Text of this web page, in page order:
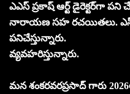
ఎఎస్ ప్రకాష్ ఆర్ట్ డైరెక్టర్‌గా పని
నారాయణ సహ రచయితలు. ఎస్.
పనిచేస్తున్నారు.
వ్యవహరిస్తున్నారు.
మన శంకరవరప్రసాద్ గారు